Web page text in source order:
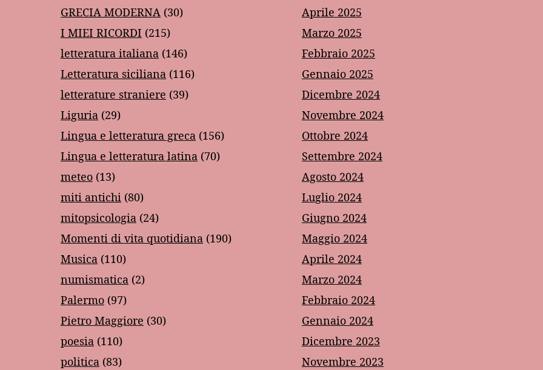
GRECIA MODERNA (30)
I MIEI RICORDI (215)
letteratura italiana (146)
Letteratura siciliana (116)
letterature straniere (39)
Liguria (29)
Lingua e letteratura greca (156)
Lingua e letteratura latina (70)
meteo (13)
miti antichi (80)
mitopsicologia (24)
Momenti di vita quotidiana (190)
Musica (110)
numismatica (2)
Palermo (97)
Pietro Maggiore (30)
poesia (110)
politica (83)
Aprile 2025
Marzo 2025
Febbraio 2025
Gennaio 2025
Dicembre 2024
Novembre 2024
Ottobre 2024
Settembre 2024
Agosto 2024
Luglio 2024
Giugno 2024
Maggio 2024
Aprile 2024
Marzo 2024
Febbraio 2024
Gennaio 2024
Dicembre 2023
Novembre 2023